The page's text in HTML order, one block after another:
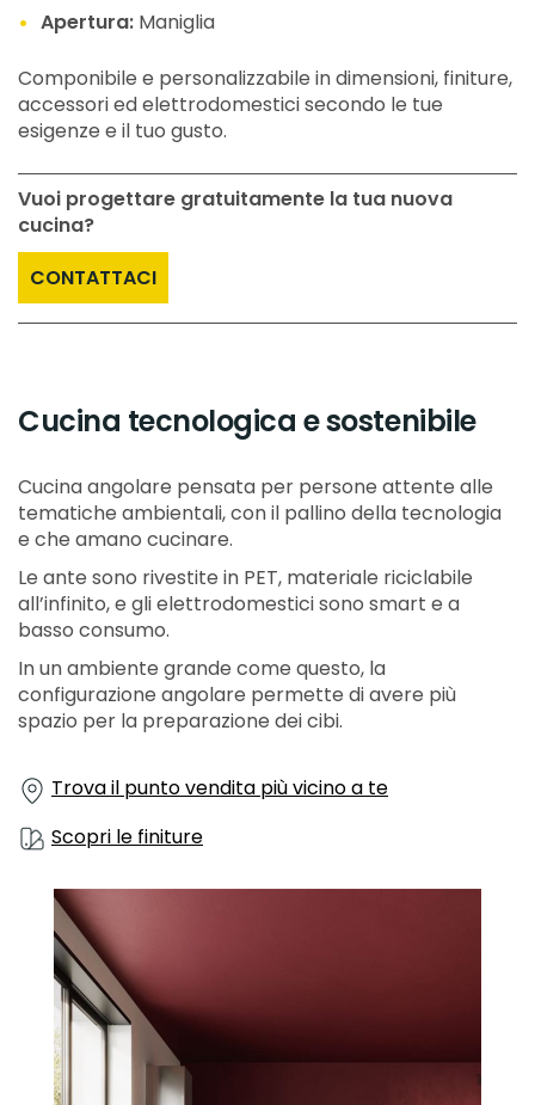
Apertura: Maniglia
Componibile e personalizzabile in dimensioni, finiture,
accessori ed elettrodomestici secondo le tue
esigenze e il tuo gusto.
Vuoi progettare gratuitamente la tua nuova
cucina?
CONTATTACI
Cucina tecnologica e sostenibile
Cucina angolare pensata per persone attente alle
tematiche ambientali, con il pallino della tecnologia
e che amano cucinare.
Le ante sono rivestite in PET, materiale riciclabile
all’infinito, e gli elettrodomestici sono smart e a
basso consumo.
In un ambiente grande come questo, la
configurazione angolare permette di avere più
spazio per la preparazione dei cibi.
Trova il punto vendita più vicino a te
Scopri le finiture